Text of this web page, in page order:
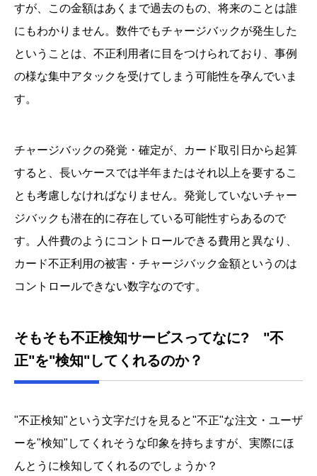
すが、この金額はあくまで過去のもの、将来のことは誰
にもわかりません。数件でもチャージバックが発生した
ということは、不正利用者に目をつけられており、事例
の様な集中アタックを受けてしまう可能性を孕んでいま
す。
チャージバックの発覚・確定が、カード取引日から起算
すると、長いケースでは半年またはそれ以上を要するこ
とも考慮しなければなりません。発覚していないチャー
ジバックも潜在的に存在している可能性すらあるので
す。人件費のようにコントロールできる費用と異なり、
カード不正利用の被害・チャージバック金額というのは
コントロールできない数字なのです。
そもそも不正検知サービスってなに? "不
正"を"検知"してくれるのか？
"不正検知"という文字だけを見ると"不正"な注文・ユーザ
ーを"検知"してくれそうな印象を持ちますが、実際にほ
んとうに検知してくれるのでしょうか？